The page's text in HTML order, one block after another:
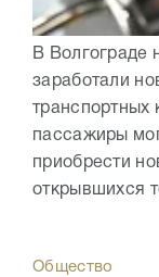
В Волгограде
заработали
транспортных
пассажиры
приобрести
открывшихся
Общество